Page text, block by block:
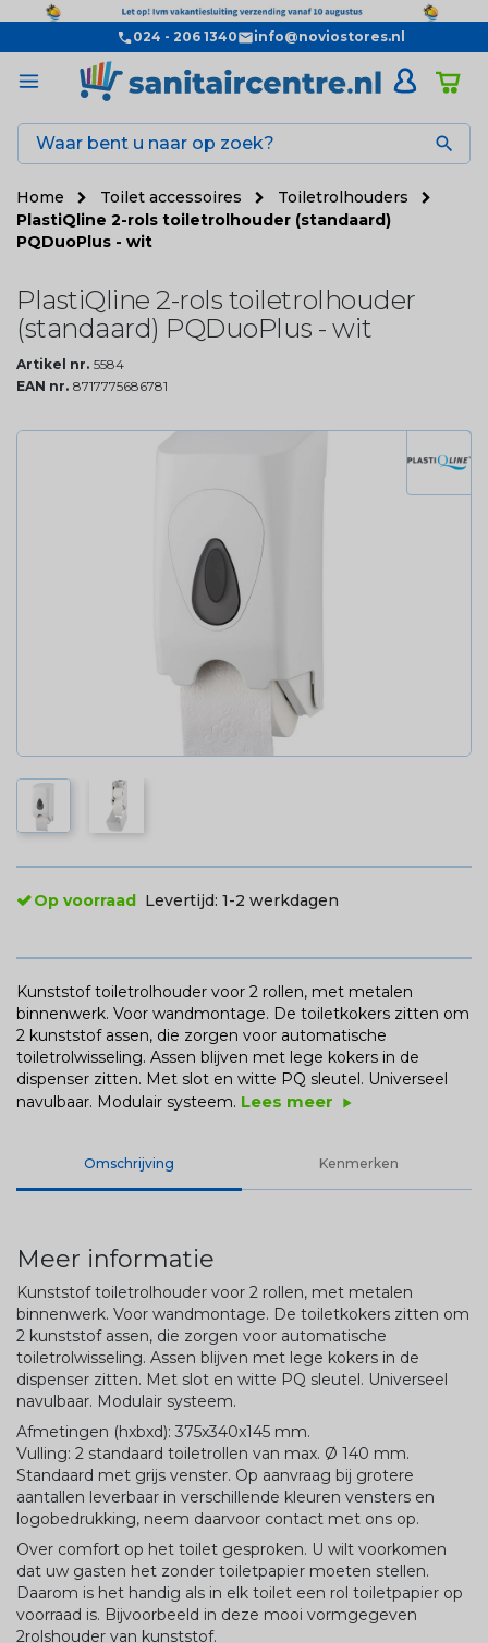
024 - 206 1340 info@noviostores.nl

Home Toilet accessoires
Toiletrolhouders
PlastiQline 2-rols toiletrolhouder (standaard)
PQDuoPlus - wit
PlastiQline 2-rols toiletrolhouder
(standaard) PQDuoPlus - wit
Artikel nr. 5584
EAN nr. 8717775686781
Op voorraad Levertijd: 1-2 werkdagen
Kunststof toiletrolhouder voor 2 rollen, met metalen
binnenwerk. Voor wandmontage. De toiletkokers zitten om
2 kunststof assen, die zorgen voor automatische
toiletrolwisseling. Assen blijven met lege kokers in de
dispenser zitten. Met slot en witte PQ sleutel. Universeel
navulbaar. Modulair systeem. Lees meer play_arrow
Omschrijving Kenmerken
Meer informatie
Kunststof toiletrolhouder voor 2 rollen, met metalen
binnenwerk. Voor wandmontage. De toiletkokers zitten om
2 kunststof assen, die zorgen voor automatische
toiletrolwisseling. Assen blijven met lege kokers in de
dispenser zitten. Met slot en witte PQ sleutel. Universeel
navulbaar. Modulair systeem.
Afmetingen (hxbxd): 375x340x145 mm.
Vulling: 2 standaard toiletrollen van max. Ø 140 mm.
Standaard met grijs venster. Op aanvraag bij grotere
aantallen leverbaar in verschillende kleuren vensters en
logobedrukking, neem daarvoor contact met ons op.
Over comfort op het toilet gesproken. U wilt voorkomen
dat uw gasten het zonder toiletpapier moeten stellen.
Daarom is het handig als in elk toilet een rol toiletpapier op
voorraad is. Bijvoorbeeld in deze mooi vormgegeven
2rolshouder van kunststof.